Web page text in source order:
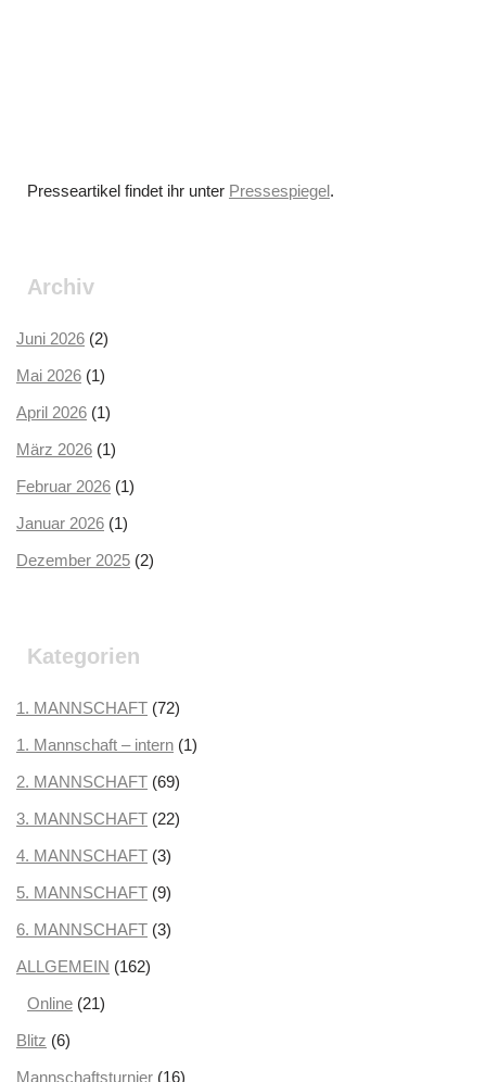
Presseartikel findet ihr unter Pressespiegel.
Archiv
Juni 2026 (2)
Mai 2026 (1)
April 2026 (1)
März 2026 (1)
Februar 2026 (1)
Januar 2026 (1)
Dezember 2025 (2)
August 2025
Juli 2025(3)
Juni 2025(1)
Mai 2025(1)
April 2025(3)
März 2025(3)
Februar 2025(2)
Januar 2025(2)
Dezember 2024(3)
November 2024
Oktober 2024
September 2024(1)
Kategorien
1. MANNSCHAFT (72)
1. Mannschaft – intern (1)
2. MANNSCHAFT (69)
3. MANNSCHAFT (22)
4. MANNSCHAFT (3)
5. MANNSCHAFT (9)
6. MANNSCHAFT (3)
ALLGEMEIN (162)
Online (21)
Blitz (6)
Mannschaftsturnier (16)